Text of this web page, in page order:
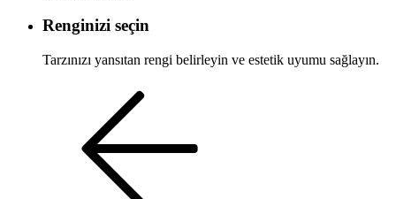
Renginizi seçin
Tarzınızı yansıtan rengi belirleyin ve estetik uyumu sağlayın.